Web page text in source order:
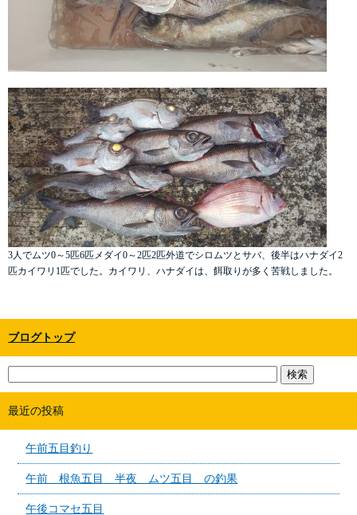
3人でムツ0～5匹6匹メダイ0～2匹2匹外道でシロムツとサバ、後半はハナダイ2
匹カイワリ1匹でした。カイワリ、ハナダイは、餌取りが多く苦戦しました。
ブログトップ
最近の投稿
午前五目釣り
午前 根魚五目 半夜 ムツ五目 の釣果
午後コマセ五目